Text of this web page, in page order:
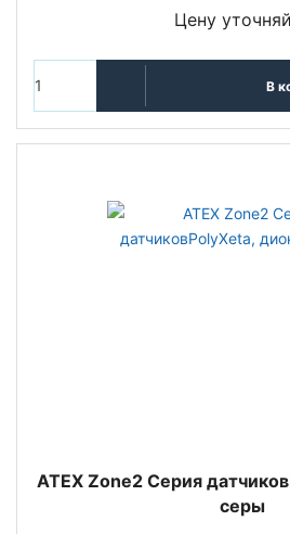
Цену
В
ATEX Zone2 Серия
серы